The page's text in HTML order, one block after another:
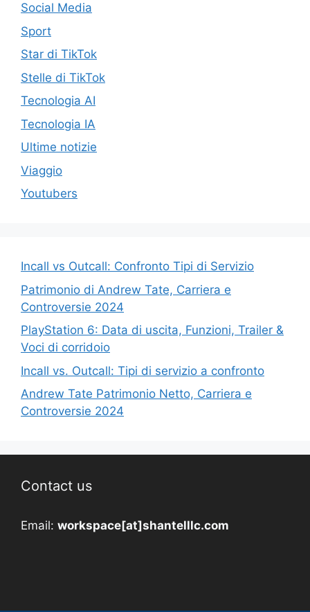
Social Media
Sport
Star di TikTok
Stelle di TikTok
Tecnologia AI
Tecnologia IA
Ultime notizie
Viaggio
Youtubers
Incall vs Outcall: Confronto Tipi di Servizio
Patrimonio di Andrew Tate, Carriera e
Controversie 2024
PlayStation 6: Data di uscita, Funzioni, Trailer &
Voci di corridoio
Incall vs. Outcall: Tipi di servizio a confronto
Andrew Tate Patrimonio Netto, Carriera e
Controversie 2024
Contact us
Email: workspace[at]shantelllc.com